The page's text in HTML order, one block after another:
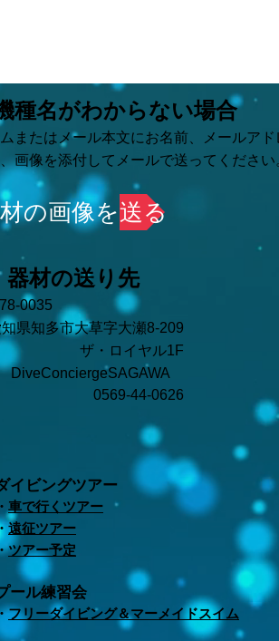
種名がわからない場合
またはメール本文にお名前、メールア
画像を添付してメールで送ってくださ
の画像を送る
器材の送り先
0035
県知多市大草字大瀬8-209
ザ・ロイヤル1F
DiveConciergeSAGAWA
0569-44-0626
イビングツアー
・ 車で行くツアー
遠征ツアー
ツアー予定
ール練習会
フリーダイビング＆マーメイドスイム